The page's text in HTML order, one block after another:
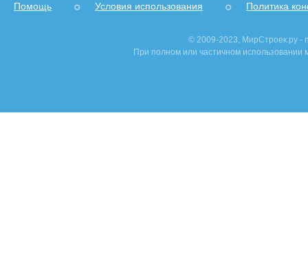
Помощь Условия использования Политика
© 2009-2023, МирСтроек.ру -
При полном или частичном использовании